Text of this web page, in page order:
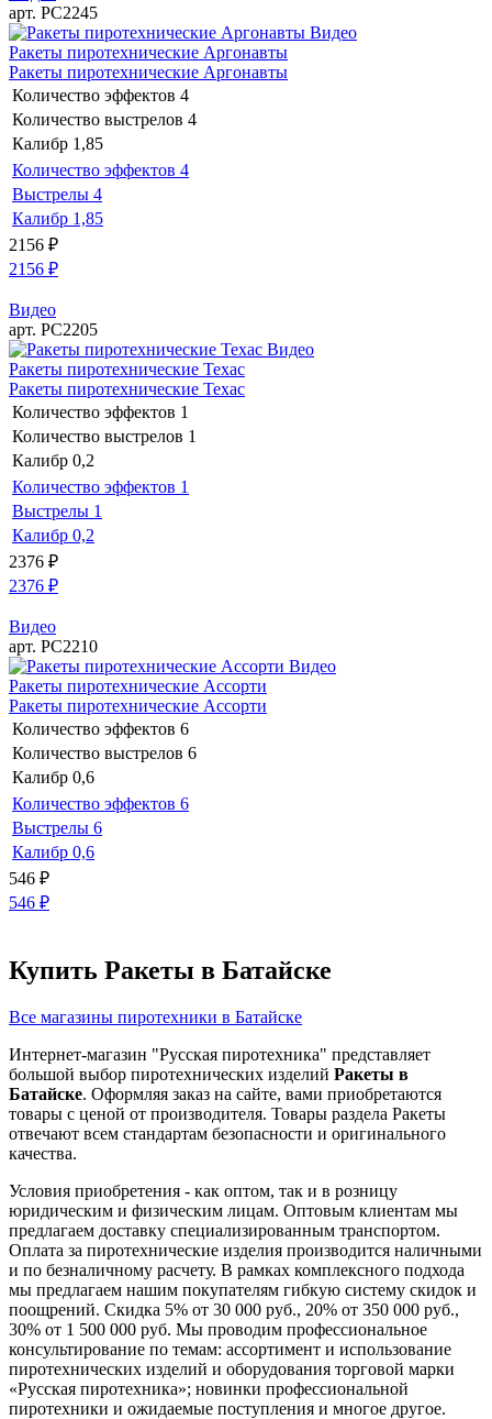
арт. РС2245
Видео
Ракеты пиротехнические Аргонавты
Ракеты пиротехнические Аргонавты
Количество эффектов 4
Количество выстрелов 4
Калибр 1,85
Количество эффектов 4
Выстрелы 4
Калибр 1,85
2156 ₽
2156 ₽
Видео
арт. РС2205
Видео
Ракеты пиротехнические Техас
Ракеты пиротехнические Техас
Количество эффектов 1
Количество выстрелов 1
Калибр 0,2
Количество эффектов 1
Выстрелы 1
Калибр 0,2
2376 ₽
2376 ₽
Видео
арт. РС2210
Видео
Ракеты пиротехнические Ассорти
Ракеты пиротехнические Ассорти
Количество эффектов 6
Количество выстрелов 6
Калибр 0,6
Количество эффектов 6
Выстрелы 6
Калибр 0,6
546 ₽
546 ₽
Купить Ракеты в Батайске
Все магазины пиротехники в Батайске
Интернет-магазин "Русская пиротехника" представляет
большой выбор пиротехнических изделий Ракеты в
Батайске. Оформляя заказ на сайте, вами приобретаются
товары с ценой от производителя. Товары раздела Ракеты
отвечают всем стандартам безопасности и оригинального
качества.
Условия приобретения - как оптом, так и в розницу
юридическим и физическим лицам. Оптовым клиентам мы
предлагаем доставку специализированным транспортом.
Оплата за пиротехнические изделия производится наличными
и по безналичному расчету. В рамках комплексного подхода
мы предлагаем нашим покупателям гибкую систему скидок и
поощрений. Скидка 5% от 30 000 руб., 20% от 350 000 руб.,
30% от 1 500 000 руб. Мы проводим профессиональное
консультирование по темам: ассортимент и использование
пиротехнических изделий и оборудования торговой марки
«Русская пиротехника»; новинки профессиональной
пиротехники и ожидаемые поступления и многое другое.